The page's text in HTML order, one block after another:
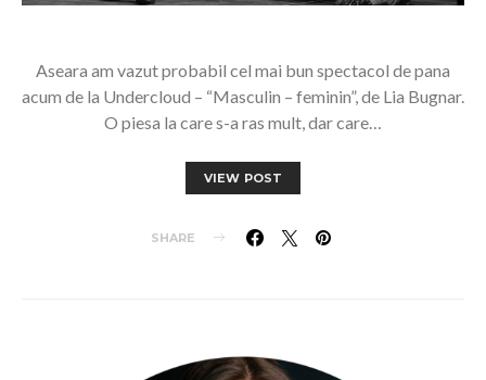
Aseara am vazut probabil cel mai bun spectacol de pana
acum de la Undercloud – “Masculin – feminin”, de Lia Bugnar.
O piesa la care s-a ras mult, dar care…
VIEW POST
SHARE